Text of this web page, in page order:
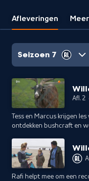
Afleveringen
Seizoen 7
Afl. 2
Tess en Marcus krijgen
ontdekken bushcraft en
Rafi helpt mee om een